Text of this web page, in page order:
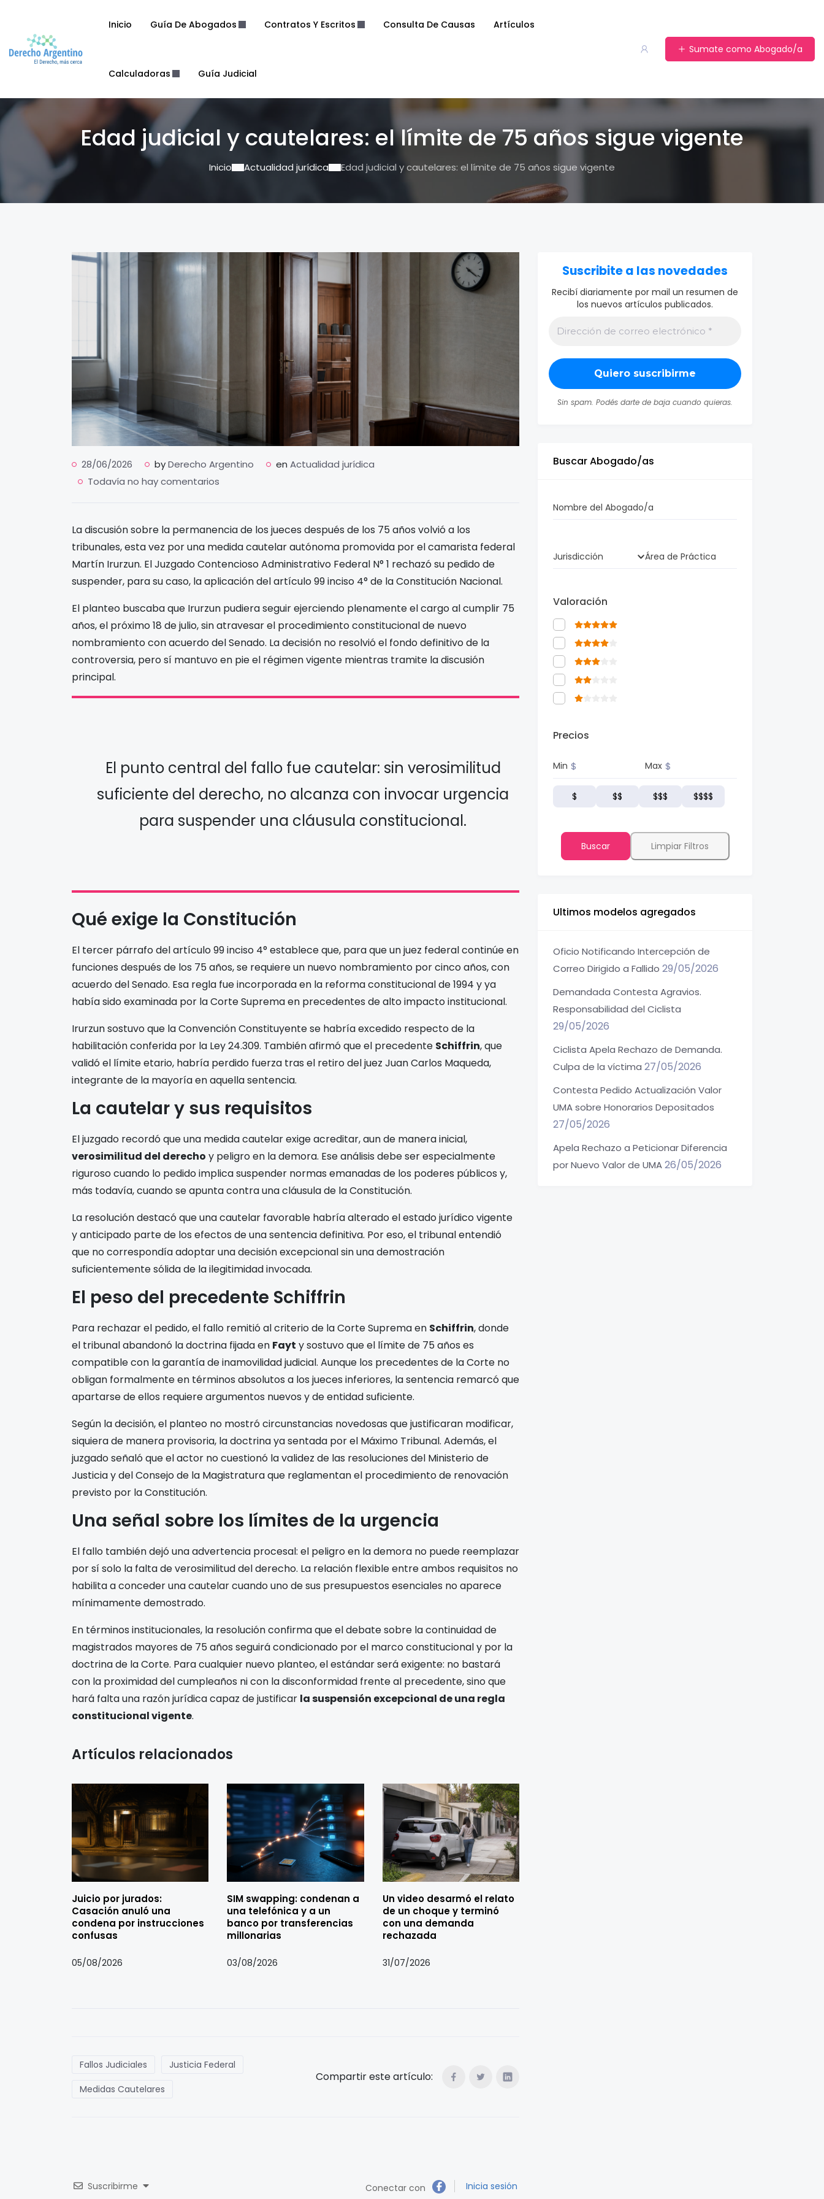
Inicio Guía De Abogados Contratos Y Escritos Consulta De Causas Artículos
Calculadoras Guía Judicial
Sumate como Abogado/a
Edad judicial y cautelares: el límite de 75 años sigue vigente
Inicio Actualidad jurídica Edad judicial y cautelares: el límite de 75 años sigue vigente
28/06/2026 byDerecho Argentino en Actualidad jurídica
Todavía no hay comentarios
La discusión sobre la permanencia de los jueces después de los 75 años volvió a los
tribunales, esta vez por una medida cautelar autónoma promovida por el camarista federal
Martín Irurzun. El Juzgado Contencioso Administrativo Federal N° 1 rechazó su pedido de
suspender, para su caso, la aplicación del artículo 99 inciso 4° de la Constitución Nacional.
El planteo buscaba que Irurzun pudiera seguir ejerciendo plenamente el cargo al cumplir 75
años, el próximo 18 de julio, sin atravesar el procedimiento constitucional de nuevo
nombramiento con acuerdo del Senado. La decisión no resolvió el fondo definitivo de la
controversia, pero sí mantuvo en pie el régimen vigente mientras tramite la discusión
principal.
El punto central del fallo fue cautelar: sin verosimilitud
suficiente del derecho, no alcanza con invocar urgencia
para suspender una cláusula constitucional.
Qué exige la Constitución
El tercer párrafo del artículo 99 inciso 4° establece que, para que un juez federal continúe en
funciones después de los 75 años, se requiere un nuevo nombramiento por cinco años, con
acuerdo del Senado. Esa regla fue incorporada en la reforma constitucional de 1994 y ya
había sido examinada por la Corte Suprema en precedentes de alto impacto institucional.
Irurzun sostuvo que la Convención Constituyente se habría excedido respecto de la
habilitación conferida por la Ley 24.309. También afirmó que el precedente Schiffrin, que
validó el límite etario, habría perdido fuerza tras el retiro del juez Juan Carlos Maqueda,
integrante de la mayoría en aquella sentencia.
La cautelar y sus requisitos
El juzgado recordó que una medida cautelar exige acreditar, aun de manera inicial,
verosimilitud del derecho y peligro en la demora. Ese análisis debe ser especialmente
riguroso cuando lo pedido implica suspender normas emanadas de los poderes públicos y,
más todavía, cuando se apunta contra una cláusula de la Constitución.
La resolución destacó que una cautelar favorable habría alterado el estado jurídico vigente
y anticipado parte de los efectos de una sentencia definitiva. Por eso, el tribunal entendió
que no correspondía adoptar una decisión excepcional sin una demostración
suficientemente sólida de la ilegitimidad invocada.
El peso del precedente Schiffrin
Para rechazar el pedido, el fallo remitió al criterio de la Corte Suprema en Schiffrin, donde
el tribunal abandonó la doctrina fijada en Fayt y sostuvo que el límite de 75 años es
compatible con la garantía de inamovilidad judicial. Aunque los precedentes de la Corte no
obligan formalmente en términos absolutos a los jueces inferiores, la sentencia remarcó que
apartarse de ellos requiere argumentos nuevos y de entidad suficiente.
Según la decisión, el planteo no mostró circunstancias novedosas que justificaran modificar,
siquiera de manera provisoria, la doctrina ya sentada por el Máximo Tribunal. Además, el
juzgado señaló que el actor no cuestionó la validez de las resoluciones del Ministerio de
Justicia y del Consejo de la Magistratura que reglamentan el procedimiento de renovación
previsto por la Constitución.
Una señal sobre los límites de la urgencia
El fallo también dejó una advertencia procesal: el peligro en la demora no puede reemplazar
por sí solo la falta de verosimilitud del derecho. La relación flexible entre ambos requisitos no
habilita a conceder una cautelar cuando uno de sus presupuestos esenciales no aparece
mínimamente demostrado.
En términos institucionales, la resolución confirma que el debate sobre la continuidad de
magistrados mayores de 75 años seguirá condicionado por el marco constitucional y por la
doctrina de la Corte. Para cualquier nuevo planteo, el estándar será exigente: no bastará
con la proximidad del cumpleaños ni con la disconformidad frente al precedente, sino que
hará falta una razón jurídica capaz de justificar la suspensión excepcional de una regla
constitucional vigente.
Artículos relacionados
Juicio por jurados:
Casación anuló una
condena por instrucciones
confusas
05/08/2026
SIM swapping: condenan a
una telefónica y a un
banco por transferencias
millonarias
03/08/2026
Un video desarmó el relato
de un choque y terminó
con una demanda
rechazada
31/07/2026
Fallos Judiciales
Justicia Federal
Medidas Cautelares
Compartir este artículo:
Suscribirme Conectar con Inicia sesión
Suscribite a las novedades
Recibí diariamente por mail un resumen de
los nuevos artículos publicados.
Sin spam. Podés darte de baja cuando quieras.
Buscar Abogado/as
Nombre del Abogado/a
Jurisdicción Área de Práctica
Valoración
Precios
Min $ Max $
$ $$ $$$ $$$$
Buscar Limpiar Filtros
Ultimos modelos agregados
Oficio Notificando Intercepción de
Correo Dirigido a Fallido 29/05/2026
Demandada Contesta Agravios.
Responsabilidad del Ciclista
29/05/2026
Ciclista Apela Rechazo de Demanda.
Culpa de la víctima 27/05/2026
Contesta Pedido Actualización Valor
UMA sobre Honorarios Depositados
27/05/2026
Apela Rechazo a Peticionar Diferencia
por Nuevo Valor de UMA26/05/2026